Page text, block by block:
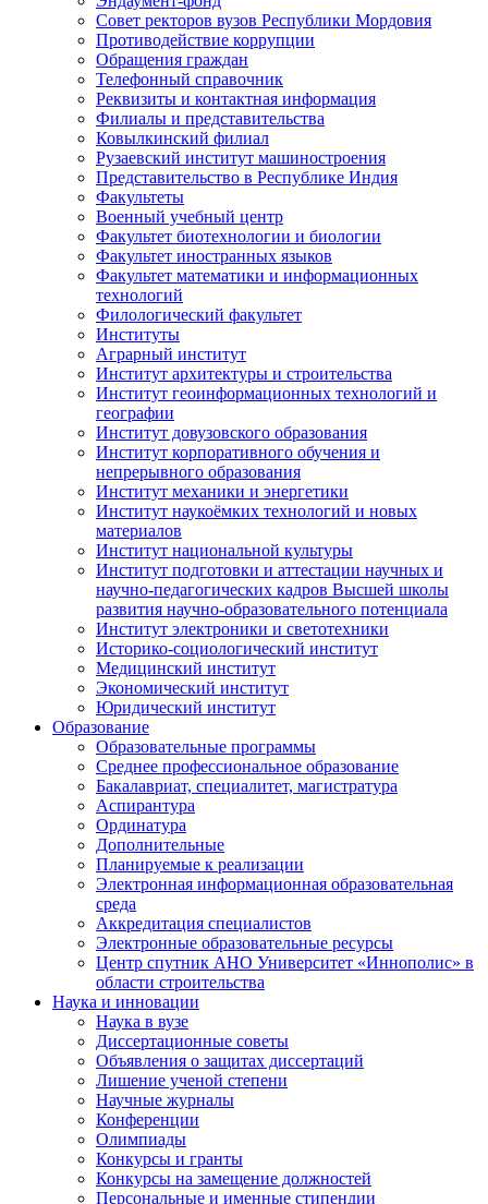
Совет ректоров вузов Республики Мордовия
Противодействие коррупции
Обращения граждан
Телефонный справочник
Реквизиты и контактная информация
Филиалы и представительства
Ковылкинский филиал
Рузаевский институт машиностроения
Представительство в Республике Индия
Факультеты
Военный учебный центр
Факультет биотехнологии и биологии
Факультет иностранных языков
Факультет математики и информационных
технологий
Филологический факультет
Институты
Аграрный институт
Институт архитектуры и строительства
Институт геоинформационных технологий и
географии
Институт довузовского образования
Институт корпоративного обучения и
непрерывного образования
Институт механики и энергетики
Институт наукоёмких технологий и новых
материалов
Институт национальной культуры
Институт подготовки и аттестации научных и
научно-педагогических кадров Высшей школы
развития научно-образовательного потенциала
Институт электроники и светотехники
Историко-социологический институт
Медицинский институт
Экономический институт
Юридический институт
Образование
Образовательные программы
Среднее профессиональное образование
Бакалавриат, специалитет, магистратура
Аспирантура
Ординатура
Дополнительные
Планируемые к реализации
Электронная информационная образовательная
среда
Аккредитация специалистов
Электронные образовательные ресурсы
Центр спутник АНО Университет «Иннополис» в
области строительства
Наука и инновации
Наука в вузе
Диссертационные советы
Объявления о защитах диссертаций
Лишение ученой степени
Научные журналы
Конференции
Олимпиады
Конкурсы и гранты
Конкурсы на замещение должностей
Персональные и именные стипендии